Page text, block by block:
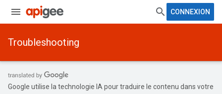
CONNEXION
Troubleshooting
Google utilise la technologie IA pour traduire le contenu dans votre